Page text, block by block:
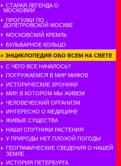
СТАРАЯ ЛЕГЕНДА О
МОСКОВИИ
ПРОГУЛКИ ПО
ДОПЕТРОВСКОЙ МОСКВЕ
МОСКОВСКИЙ КРЕМЛЬ
БУЛЬВАРНОЕ КОЛЬЦО
» ЭНЦИКЛОПЕДИЯ ОБО ВСЕМ НА СВЕТЕ
С ЧЕГО ВСЕ НАЧАЛОСЬ?
ПОГРУЖАЕМСЯ В МИР МИФОВ
ИСТОРИЧЕСКИЕ ХРОНИКИ
МИР, В КОТОРОМ МЫ ЖИВЕМ
ЧЕЛОВЕЧЕСКИЙ ОРГАНИЗМ
ИНТЕРЕСНО О МЕДИЦИНЕ
ЖИВЫЕ СУЩЕСТВА
НАШИ СПУТНИКИ РАСТЕНИЯ
У ПРИРОДЫ НЕТ ПЛОХОЙ ПОГОДЫ
ГЕОГРАФИЧЕСКИЕ СВЕДЕНИЯ О НАШЕЙ
ЗЕМЛЕ
ИСТОРИЯ ПЕТЕРБУРГА